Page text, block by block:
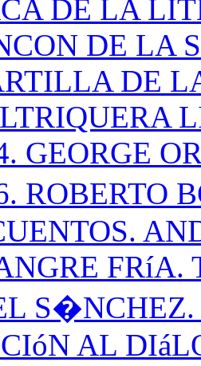
DE LA
DE LA
DE
GEORGE
ROBERTO
FRíA.
AL